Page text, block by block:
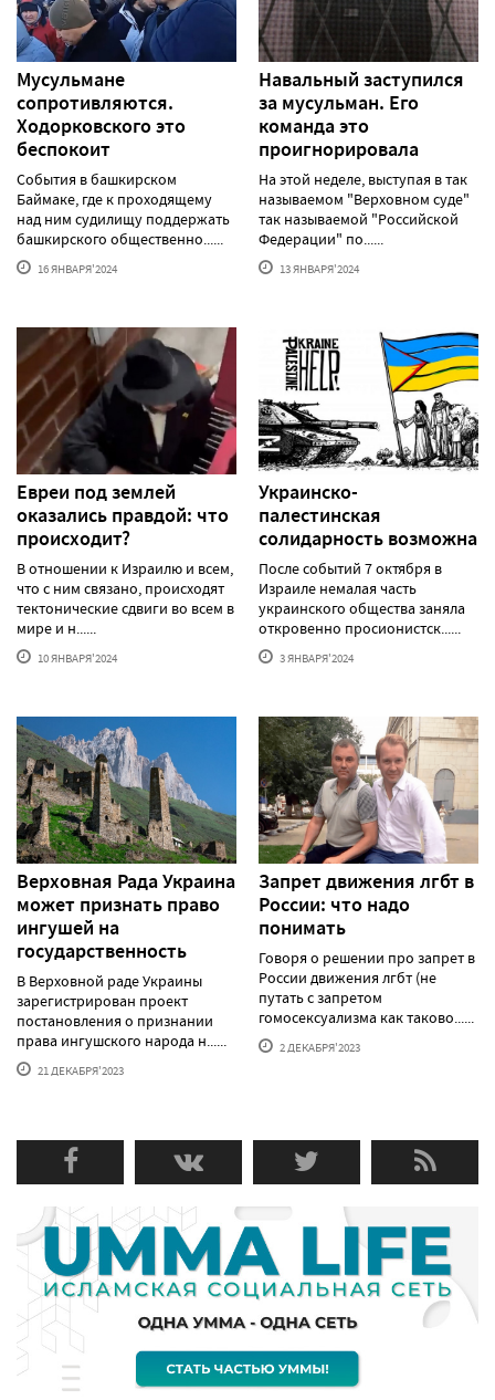
Мусульмане
сопротивляются.
Ходорковского это
беспокоит
События в башкирском
Баймаке, где к проходящему
над ним судилищу поддержать
башкирского общественно......
16 ЯНВАРЯ'2024
Навальный заступился
за мусульман. Его
команда это
проигнорировала
На этой неделе, выступая в так
называемом "Верховном суде"
так называемой "Российской
Федерации" по......
13 ЯНВАРЯ'2024
Евреи под землей
оказались правдой: что
происходит?
В отношении к Израилю и всем,
что с ним связано, происходят
тектонические сдвиги во всем в
мире и н......
10 ЯНВАРЯ'2024
Украинско-
палестинская
солидарность возможна
После событий 7 октября в
Израиле немалая часть
украинского общества заняла
откровенно просионистск......
3 ЯНВАРЯ'2024
Верховная Рада Украина
может признать право
ингушей на
государственность
В Верховной раде Украины
зарегистрирован проект
постановления о признании
права ингушского народа н......
21 ДЕКАБРЯ'2023
Запрет движения лгбт в
России: что надо
понимать
Говоря о решении про запрет в
России движения лгбт (не
путать с запретом
гомосексуализма как таково......
2 ДЕКАБРЯ'2023